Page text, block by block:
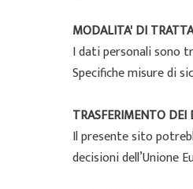
MODALITA' DI
I dati personali sono
Specifiche misure di
TRASFERIMENTO DEI
Il presente sito
decisioni dell’Unione